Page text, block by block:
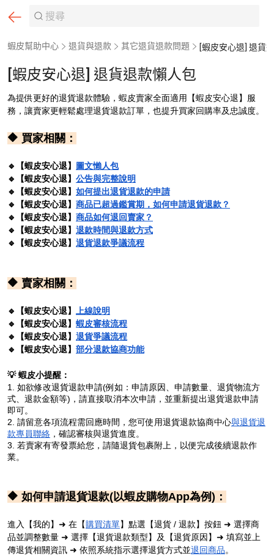
蝦皮幫助中心 退貨與退款 其它退貨退款問題
[蝦皮安心退] 退貨退款懶人包
為提供更好的退貨退款體驗，蝦皮賣家全面適用【蝦皮安心退】服
務，讓賣家更輕鬆處理退貨退款訂單，也提升買家回購率及忠誠度。
🔶 買家相關：
🔹【蝦皮安心退】
圖文懶人包
🔹【蝦皮安心退】 公告與完整說明
🔹【蝦皮安心退】 如何提出退貨退款的申請
🔹【蝦皮安心退】 商品已超過鑑賞期，如何申請退貨退款？
🔹【蝦皮安心退】 商品如何退回賣家？
🔹【蝦皮安心退】 退款時間與退款方式
🔹【蝦皮安心退】 退貨退款爭議流程
🔶 賣家相關：
🔹 【蝦皮安心退】 上線說明
🔹
【蝦皮安心退】 蝦皮審核流程
🔹
【蝦皮安心退】 退貨爭議流程
🔹
【蝦皮安心退】 部分退款協商功能
💡 蝦皮小提醒：
1. 如欲修改退貨退款申請(例如：申請原因、申請數量、退貨物流方
式、退款金額等)，請直接取消本次申請，並重新提出退貨退款申請
即可。
2. 請留意各項流程需回應時間，您可使用退貨退款協商中心與退貨退
款專員聯絡 ，確認審核與退貨進度。
3. 若賣家有寄發票給您，請隨退貨包裹附上，以便完成後續退款作
業。
🔶 如何申請退貨退款(以蝦皮購物App為例)：
進入【我的】➜ 在【購買清單】點選【退貨 / 退款】按鈕 ➜ 選擇商
品並調整數量 ➜ 選擇【退貨退款類型】及【退貨原因】➜ 填寫並上
傳退貨相關資訊 ➜ 依照系統指示選擇退貨方式並退回商品。